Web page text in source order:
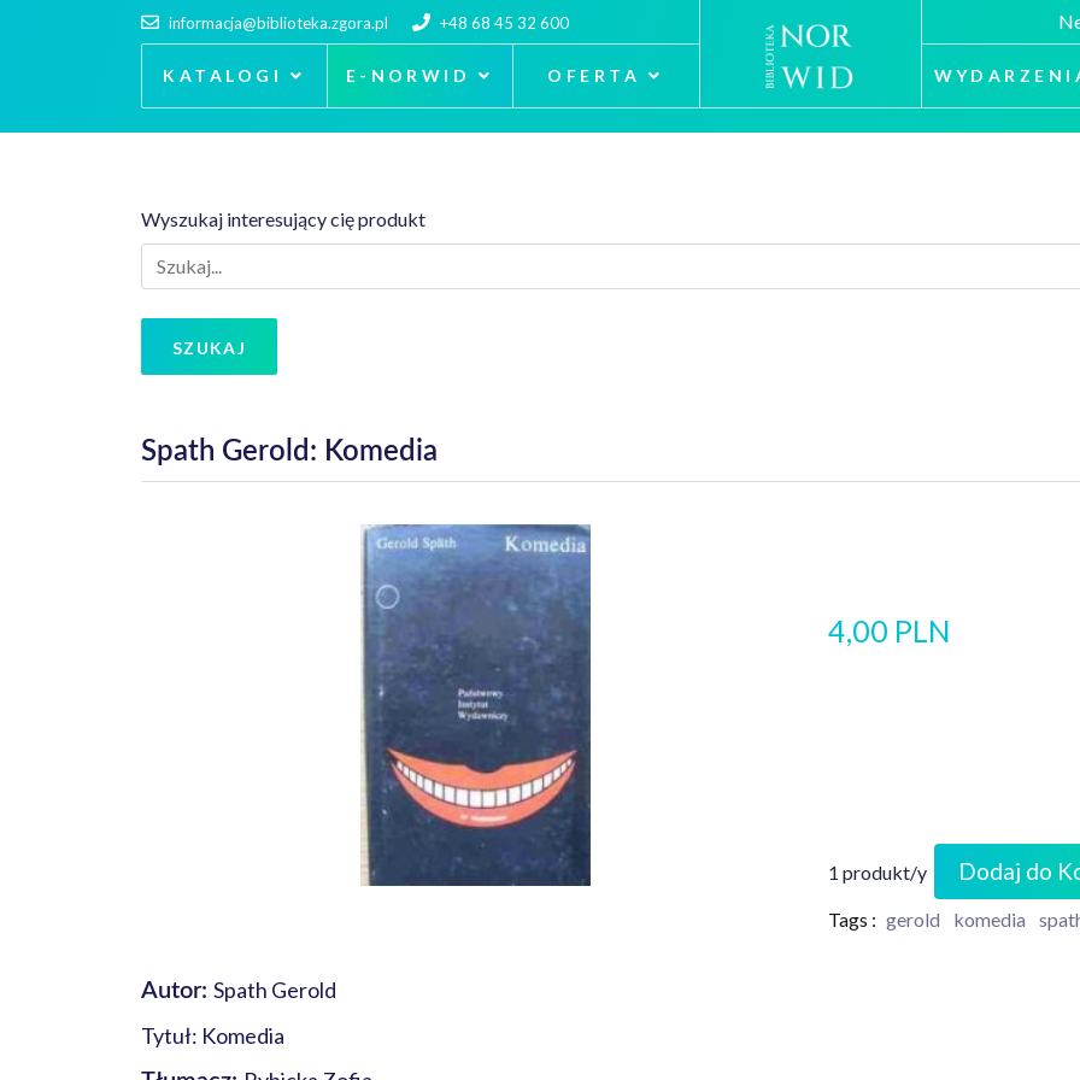
informacja@biblioteka.zgora.pl +48 68 45 32 600
KATALOGI E-NORWID OFERTA
Wyszukaj interesujący cię produkt
SZUKAJ
Spath Gerold: Komedia
4,00 PLN
1 produkt/y Dodaj do
Tags : gerold komedia
Autor: Spath Gerold
Tytuł: Komedia